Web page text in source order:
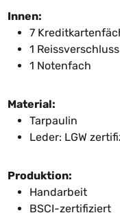
Innen:
7
1
1 Notenfach
Material:
Tarpaulin
Leder: LGW
Produktion:
Handarbeit
BSCI-zertifiziert